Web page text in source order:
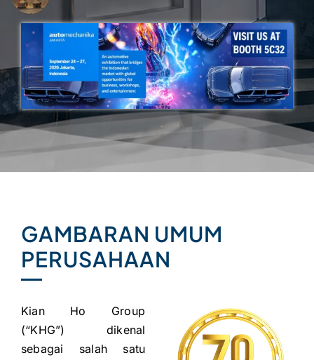
GAMBARAN UMUM
PERUSAHAAN
Kian Ho Group
(“KHG”) dikenal
sebagai salah satu